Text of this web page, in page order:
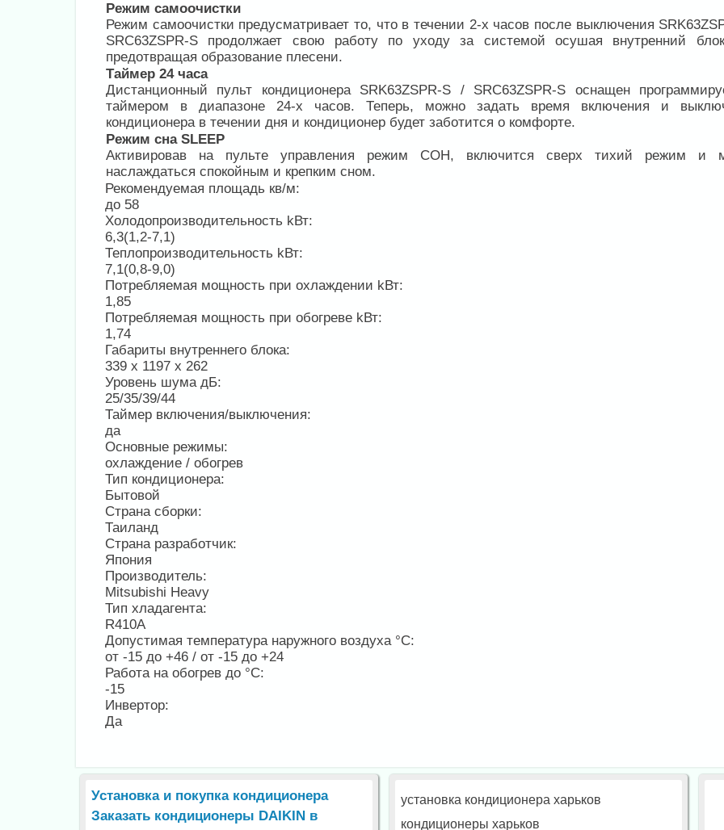
Режим самоочистки
Режим самоочистки предусматривает то, что в течении 2-х часов после выключения
SRC63ZSPR-S продолжает свою работу по уходу за системой осушая внутренний
предотвращая образование плесени.
Таймер 24 часа
Дистанционный пульт кондиционера SRK63ZSPR-S / SRC63ZSPR-S оснащен
таймером в диапазоне 24-х часов. Теперь, можно задать время включения и
кондиционера в течении дня и кондиционер будет заботится о комфорте.
Режим сна SLEEP
Активировав на пульте управления режим СОН, включится сверх тихий режим и
наслаждаться спокойным и крепким сном.
Рекомендуемая площадь кв/м:
до 58
Холодопроизводительность kВт:
6,3(1,2-7,1)
Теплопроизводительность kВт:
7,1(0,8-9,0)
Потребляемая мощность при охлаждении kВт:
1,85
Потребляемая мощность при обогреве kВт:
1,74
Габариты внутреннего блока:
339 x 1197 x 262
Уровень шума дБ:
25/35/39/44
Таймер включения/выключения:
да
Основные режимы:
охлаждение / обогрев
Тип кондиционера:
Бытовой
Страна сборки:
Таиланд
Страна разработчик:
Япония
Производитель:
Mitsubishi Heavy
Тип хладагента:
R410A
Допустимая температура наружного воздуха °С:
от -15 до +46 / от -15 до +24
Работа на обогрев до °С:
-15
Инвертор:
Да
Установка и покупка кондиционера
Заказать кондиционеры DAIKIN в
установка кондиционера харьков
кондиционеры харьков